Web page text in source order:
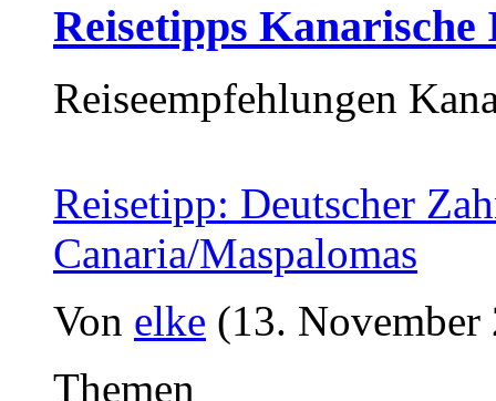
Reisetipps Kanarische
Reiseempfehlungen
Reisetipp: Deutscher
Canaria/Maspalomas
Von elke (13.
Themen